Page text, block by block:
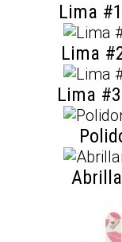
Lima
Lima
Lima